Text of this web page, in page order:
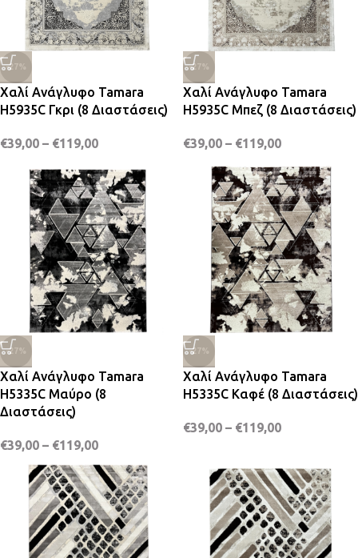
-27%
Χαλί Ανάγλυφο Tamara
H5935C Γκρι (8 Διαστάσεις)
€39,00 – €119,00
-27%
Χαλί Ανάγλυφο Tamara
H5935C Μπεζ (8 Διαστάσεις)
€39,00 – €119,00
-27%
Χαλί Ανάγλυφο Tamara
H5335C Μαύρο (8
Διαστάσεις)
€39,00 – €119,00
-27%
Χαλί Ανάγλυφο Tamara
H5335C Καφέ (8 Διαστάσεις)
€39,00 – €119,00